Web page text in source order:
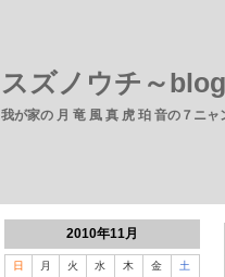
スズノウチ～
我が家の 月 竜 風 真 虎 珀 音の７ニャ
2010年11月
日 月 火 水 木 金
土